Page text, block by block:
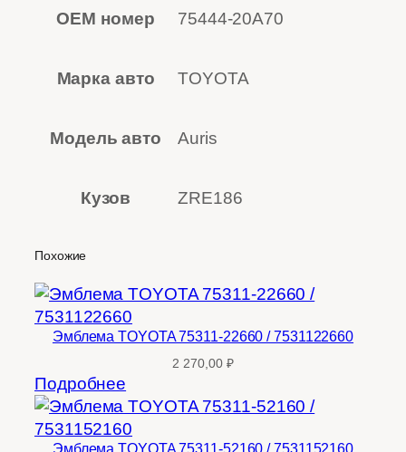
OEM номер 75444-20A70
Марка авто TOYOTA
Модель авто Auris
Кузов ZRE186
Похожие
Эмблема TOYOTA 75311-22660 / 7531122660
2 270,00 ₽
Подробнее
Эмблема TOYOTA 75311-52160 / 7531152160